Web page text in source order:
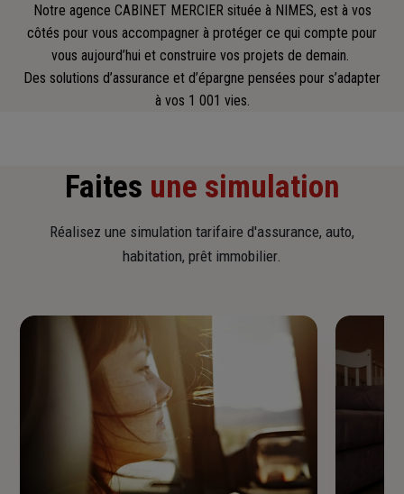
Notre agence CABINET MERCIER située à NIMES, est à vos
côtés pour vous accompagner à protéger ce qui compte pour
vous aujourd’hui et construire vos projets de demain.
Des solutions d’assurance et d’épargne pensées pour s’adapter
à vos 1 001 vies.
Faites une simulation
Réalisez une simulation tarifaire d'assurance, auto,
habitation, prêt immobilier.